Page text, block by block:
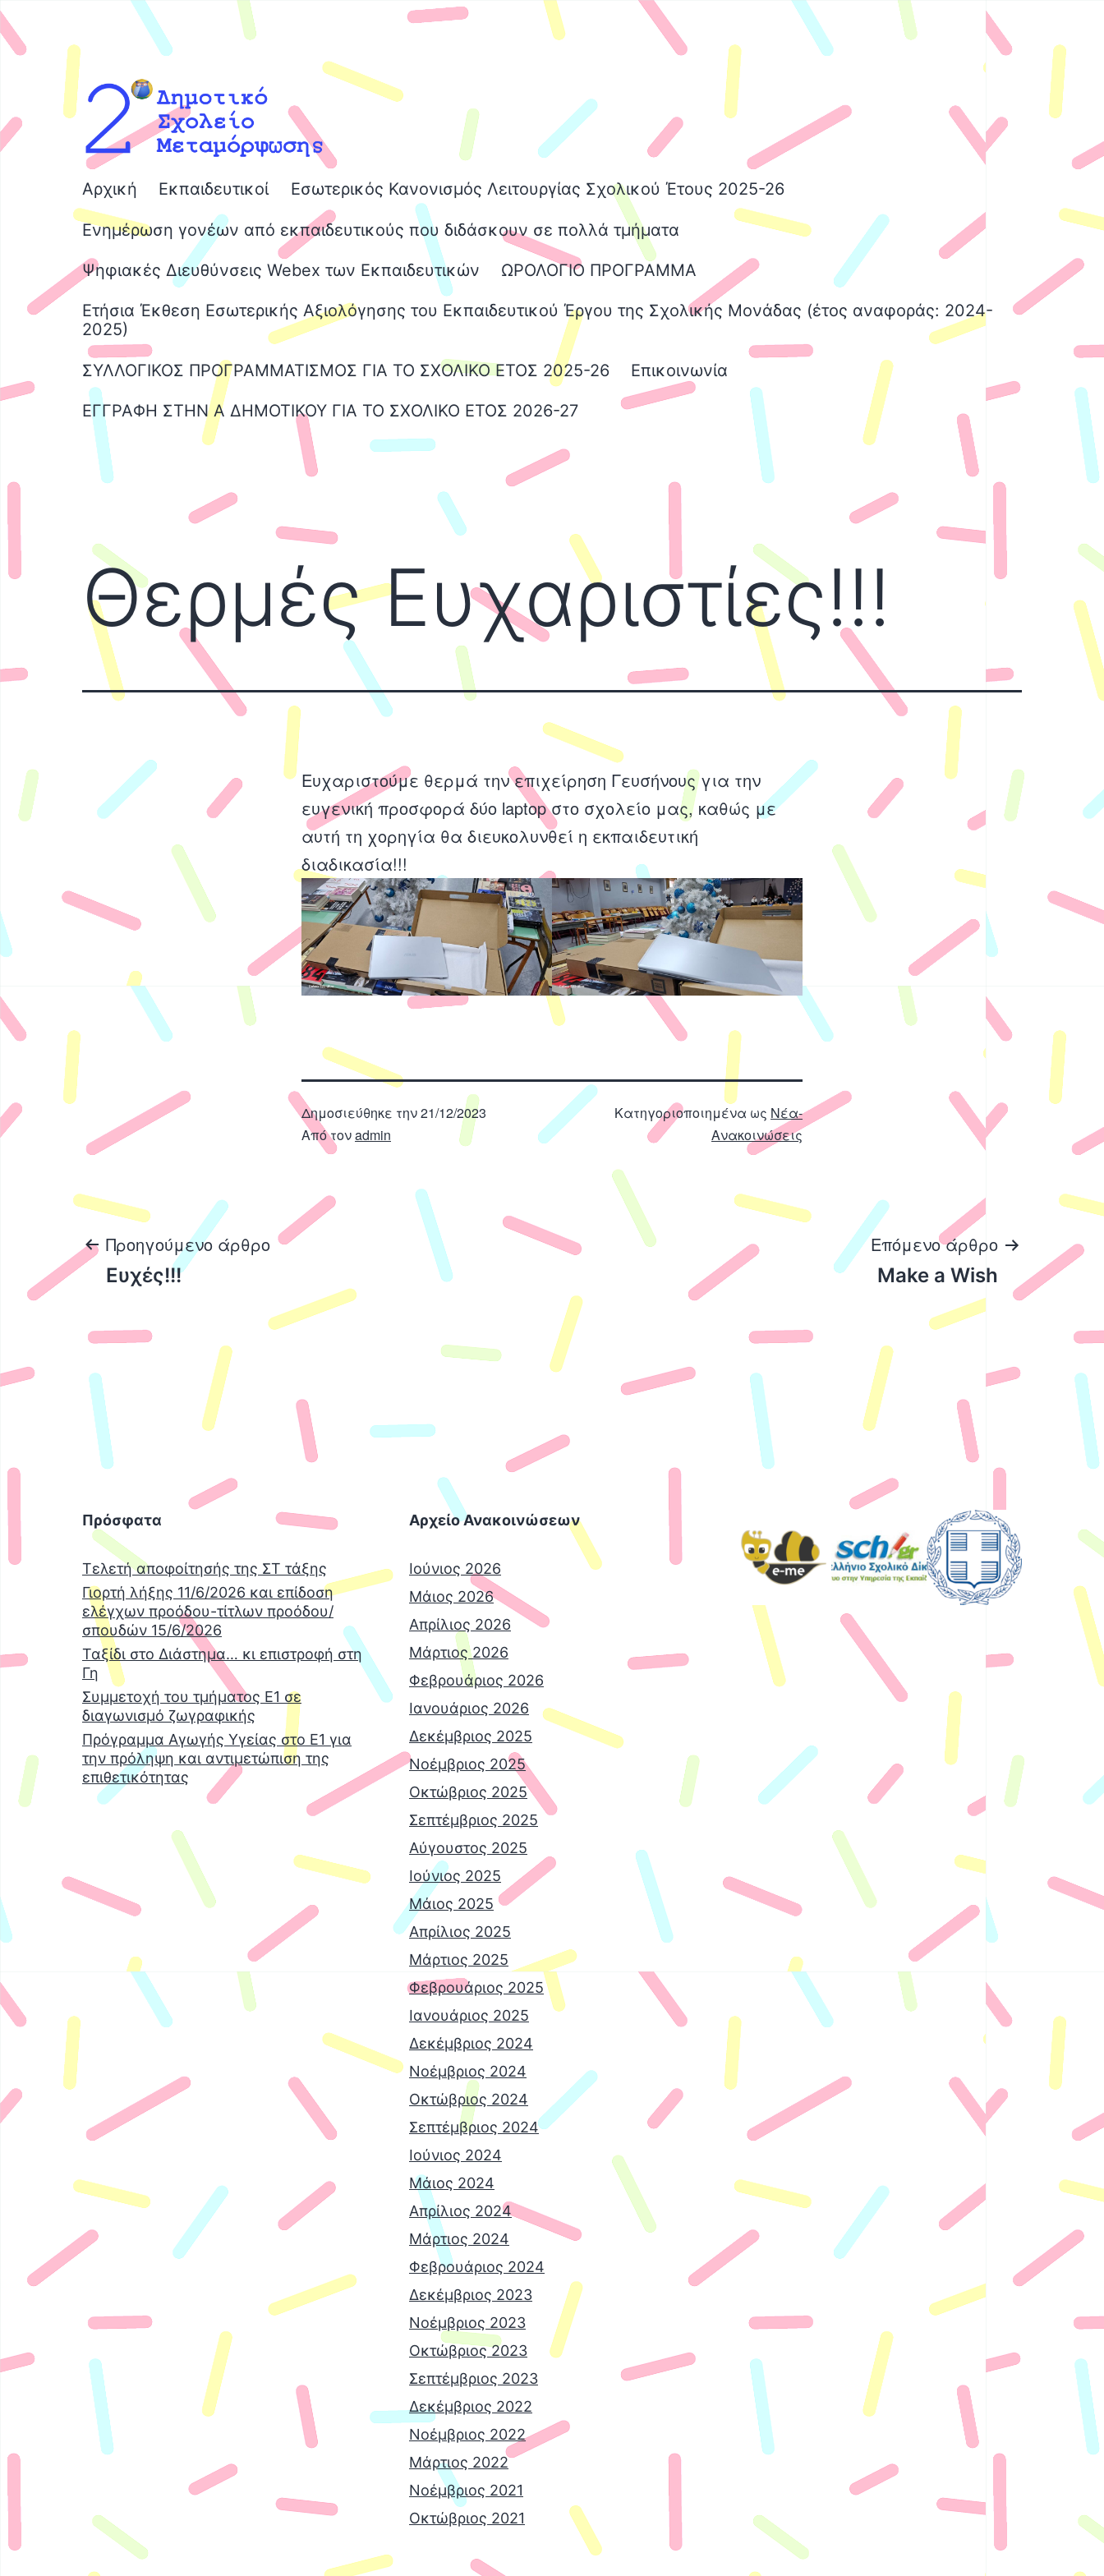
Μετάβαση
σε
περιεχόμενο
2ο
Δημοτικό
Σχολείο
Μεταμόρφωσης
Αρχική Εκπαιδευτικοί Εσωτερικός Κανονισμός Λειτουργίας Σχολικού Έτους 2025-26
Ενημέρωση γονέων από εκπαιδευτικούς που διδάσκουν σε πολλά τμήματα
Ψηφιακές Διευθύνσεις Webex των Εκπαιδευτικών ΩΡΟΛΟΓΙΟ ΠΡΟΓΡΑΜΜΑ
Ετήσια Έκθεση Εσωτερικής Αξιολόγησης του Εκπαιδευτικού Έργου της Σχολικής Μονάδας (έτος αναφοράς: 2024-
2025)
ΣΥΛΛΟΓΙΚΟΣ ΠΡΟΓΡΑΜΜΑΤΙΣΜΟΣ ΓΙΑ ΤΟ ΣΧΟΛΙΚΟ ΕΤΟΣ 2025-26 Επικοινωνία
ΕΓΓΡΑΦΗ ΣΤΗΝ Α ΔΗΜΟΤΙΚΟΥ ΓΙΑ ΤΟ ΣΧΟΛΙΚΟ ΕΤΟΣ 2026-27
Θερμές Ευχαριστίες!!!
Ευχαριστούμε θερμά την επιχείρηση Γευσήνους για την
ευγενική προσφορά δύο laptop στο σχολείο μας, καθώς με
αυτή τη χορηγία θα διευκολυνθεί η εκπαιδευτική
διαδικασία!!!
Δημοσιεύθηκε την21/12/2023
Από τονadmin
Κατηγοριοποιημένα ως Νέα-
Ανακοινώσεις
Πλοήγηση
Προηγούμενο άρθρο
Ευχές!!!
Επόμενο άρθρο
Make a Wish
Πρόσφατα
Τελετή αποφοίτησής της ΣΤ τάξης
Γιορτή λήξης 11/6/2026 και επίδοση
ελέγχων προόδου-τίτλων προόδου/
σπουδών 15/6/2026
Ταξίδι στο Διάστημα… κι επιστροφή στη
Γη
Συμμετοχή του τμήματος Ε1 σε
διαγωνισμό ζωγραφικής
Πρόγραμμα Αγωγής Υγείας στο Ε1 για
την πρόληψη και αντιμετώπιση της
επιθετικότητας
Αρχείο Ανακοινώσεων
Ιούνιος 2026
Μάιος 2026
Απρίλιος 2026
Μάρτιος 2026
Φεβρουάριος 2026
Ιανουάριος 2026
Δεκέμβριος 2025
Νοέμβριος 2025
Οκτώβριος 2025
Σεπτέμβριος 2025
Αύγουστος 2025
Ιούνιος 2025
Μάιος 2025
Απρίλιος 2025
Μάρτιος 2025
Φεβρουάριος 2025
Ιανουάριος 2025
Δεκέμβριος 2024
Νοέμβριος 2024
Οκτώβριος 2024
Σεπτέμβριος 2024
Ιούνιος 2024
Μάιος 2024
Απρίλιος 2024
Μάρτιος 2024
Φεβρουάριος 2024
Δεκέμβριος 2023
Νοέμβριος 2023
Οκτώβριος 2023
Σεπτέμβριος 2023
Δεκέμβριος 2022
Νοέμβριος 2022
Μάρτιος 2022
Νοέμβριος 2021
Οκτώβριος 2021